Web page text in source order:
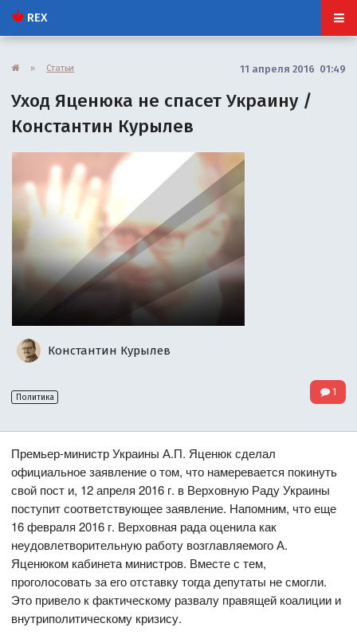
REX
» Статьи 11 апреля 2016 01:49
Уход Яценюка не спасет Украину /
Константин Курылев
Константин Курылев
Политика 1
Премьер-министр Украины А.П. Яценюк сделал
официальное заявление о том, что намеревается покинуть
свой пост и, 12 апреля 2016 г. в Верховную Раду Украины
поступит соответствующее заявление. Напомним, что еще
16 февраля 2016 г. Верховная рада оценила как
неудовлетворительную работу возглавляемого А.
Яценюком кабинета министров. Вместе с тем,
проголосовать за его отставку тогда депутаты не смогли.
Это привело к фактическому развалу правящей коалиции и
внутриполитическому кризису.